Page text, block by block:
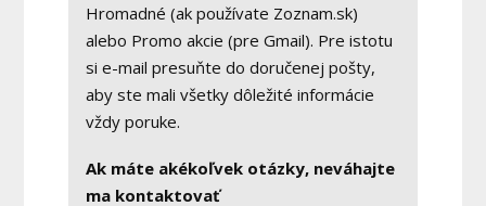
Hromadné (ak používate Zoznam.sk)
alebo Promo akcie (pre Gmail). Pre istotu
si e-mail presuňte do doručenej pošty,
aby ste mali všetky dôležité informácie
vždy poruke.
Ak máte akékoľvek otázky, neváhajte
ma kontaktovať